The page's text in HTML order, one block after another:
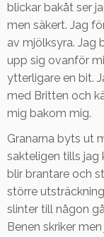
blickar bakåt ser
men säkert. Jag
av mjölksyra. Jag
upp sig ovanför
ytterligare en bit.
med Britten och
mig bakom mig.
Granarna byts ut
sakteligen tills
blir brantare och
större
slinter till någon
Benen skriker